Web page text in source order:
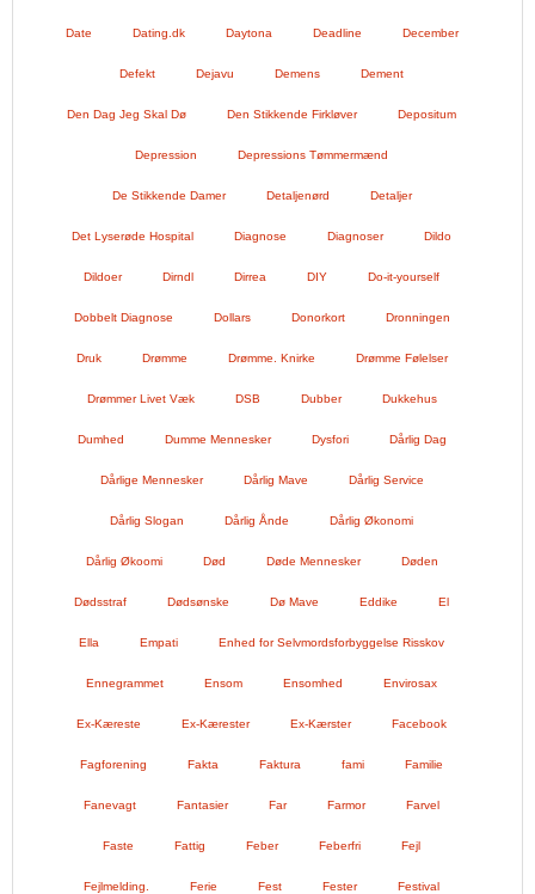
Date Dating.dk Daytona Deadline December
Defekt Dejavu Demens Dement
Den Dag Jeg Skal Dø Den Stikkende Firkløver Depositum
Depression Depressions Tømmermænd
De Stikkende Damer Detaljenørd Detaljer
Det Lyserøde Hospital Diagnose Diagnoser Dildo
Dildoer Dirndl Dirrea DIY Do-it-yourself
Dobbelt Diagnose Dollars Donorkort Dronningen
Druk Drømme Drømme. Knirke Drømme Følelser
Drømmer Livet Væk DSB Dubber Dukkehus
Dumhed Dumme Mennesker Dysfori Dårlig Dag
Dårlige Mennesker Dårlig Mave Dårlig Service
Dårlig Slogan Dårlig Ånde Dårlig Økonomi
Dårlig Økoomi Død Døde Mennesker Døden
Dødsstraf Dødsønske Dø Mave Eddike El
Ella Empati Enhed for Selvmordsforbyggelse Risskov
Ennegrammet Ensom Ensomhed Envirosax
Ex-Kæreste Ex-Kærester Ex-Kærster Facebook
Fagforening Fakta Faktura fami Familie
Fanevagt Fantasier Far Farmor Farvel
Faste Fattig Feber Feberfri Fejl
Fejlmelding. Ferie Fest Fester Festival